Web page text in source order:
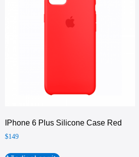
IPhone 6 Plus Silicone Case Red
$149